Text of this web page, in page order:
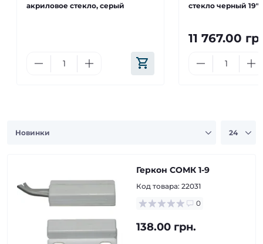
акриловое стекло, серый
стекло черный 19"
11 767.00
Геркон СОМК 1-9
Код товара: 22031
0
138.00 грн.